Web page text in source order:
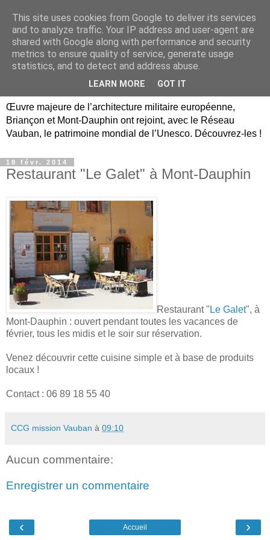
Briançon, Mont-Dauphin,
Vauban Unesco Hautes-
Œuvre majeure de l’architecture militaire européenne,
Briançon et Mont-Dauphin ont rejoint, avec le Réseau
Vauban, le patrimoine mondial de l’Unesco. Découvrez-les !
18 févr. 2014
Restaurant "Le Galet" à Mont-Dauphin
Restaurant " Le Galet", à
Mont-Dauphin : ouvert pendant toutes les vacances de
février, tous les midis et le soir sur réservation.
Venez découvrir cette cuisine simple et à base de produits
locaux !
Contact : 06 89 18 55 40
CCG mission Vauban à 09:10
Aucun commentaire:
Enregistrer un commentaire
‹ ›
Accueil
This site uses cookies from Google to deliver its services
and to analyze traffic. Your IP address and user-agent are
shared with Google along with performance and security
metrics to ensure quality of service, generate usage
statistics, and to detect and address abuse.
LEARN MORE GOT IT